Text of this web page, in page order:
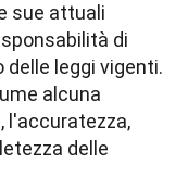
sue attuali
di
leggi vigenti.
alcuna
l'accuratezza,
delle